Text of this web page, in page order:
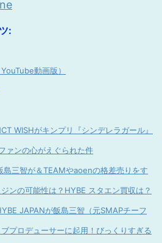
:
動画版）
WISHがキンプリ『シンデレラガール』
ァンの心がえぐられた件
島三智が＆TEAMやaoenの格差売りをす
ンの可能性は？HYBE スタエン買収は？
JAPANが飯島三智（元SMAPチーフ
プロデューサーに起用！びっくりすぎる